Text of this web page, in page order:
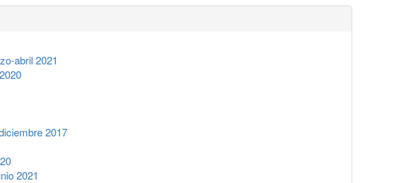
abril 2021
2017
2021